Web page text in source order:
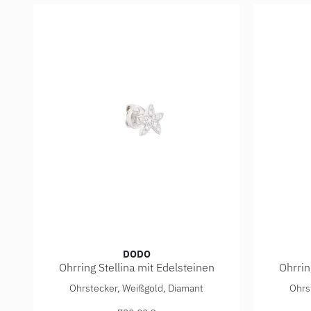
DODO
Ohrring Stellina mit Edelsteinen
DoDo Ohrring Stellina mit Edelsteinen, Ref:
Ohrstecker, Weißgold, Diamant
DoDo